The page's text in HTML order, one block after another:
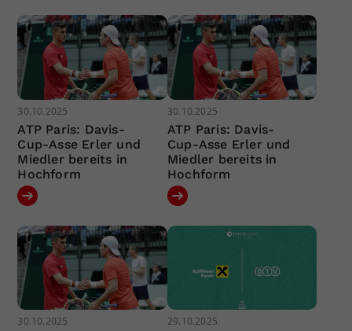
30.10.2025
ATP Paris: Davis-
Cup-Asse Erler und
Miedler bereits in
Hochform
30.10.2025
ATP Paris: Davis-
Cup-Asse Erler und
Miedler bereits in
Hochform
30.10.2025 29.10.2025